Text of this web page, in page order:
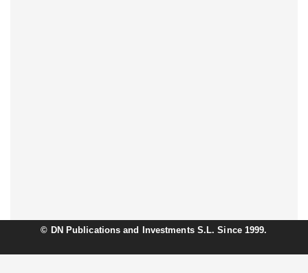
© DN Publications and Investments S.L. Since 1999.